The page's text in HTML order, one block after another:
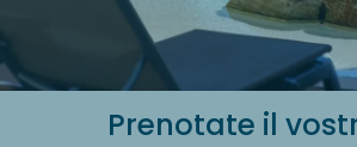
Prenotate il